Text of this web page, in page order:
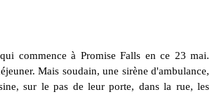
commence à Promise Falls en ce 23 mai.
Mais soudain, une sirène d'ambulance,
sur le pas de leur porte, dans la rue, les